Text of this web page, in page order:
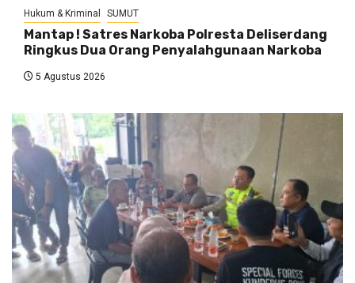
Hukum & Kriminal SUMUT
Mantap ! Satres Narkoba Polresta Deliserdang
Ringkus Dua Orang Penyalahgunaan Narkoba
5 Agustus 2026